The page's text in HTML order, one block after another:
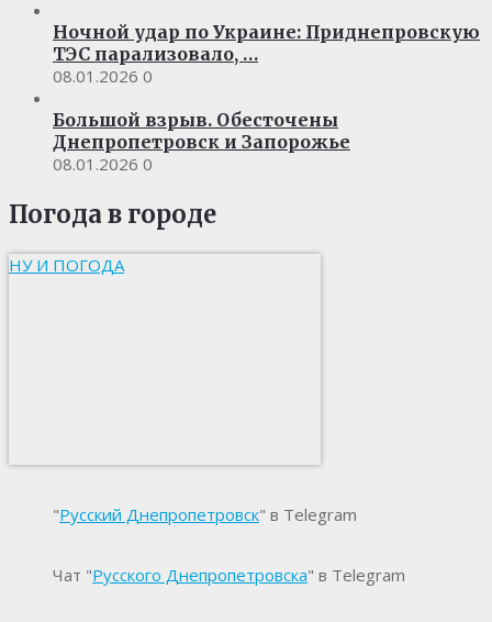
Ночной удар по Украине: Приднепровскую
ТЭС парализовало, …
08.01.2026 0
Большой взрыв. Обесточены
Днепропетровск и Запорожье
08.01.2026 0
Погода в городе
НУ И ПОГОДА
"Русский Днепропетровск" в Telegram
Чат "Русского Днепропетровска" в Telegram